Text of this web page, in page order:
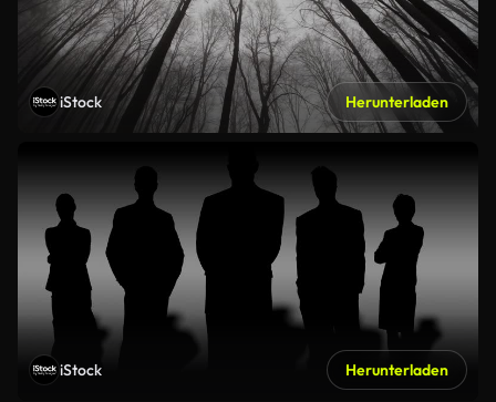
iStock Herunterladen
iStock Herunterladen